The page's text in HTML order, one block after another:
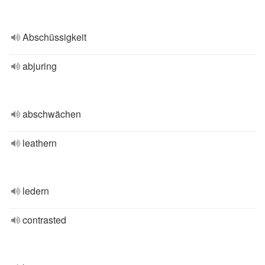
Abschüssigkeit
abjuring
abschwächen
leathern
ledern
contrasted